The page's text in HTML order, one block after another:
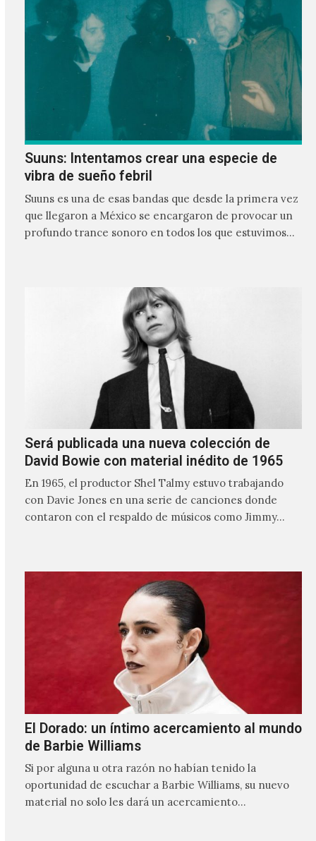
Suuns: Intentamos crear una especie de
vibra de sueño febril
Suuns es una de esas bandas que desde la primera vez
que llegaron a México se encargaron de provocar un
profundo trance sonoro en todos los que estuvimos
Será publicada una nueva colección de
David Bowie con material inédito de 1965
En 1965, el productor Shel Talmy estuvo trabajando
con Davie Jones en una serie de canciones donde
contaron con el respaldo de músicos como Jimmy…
El Dorado: un íntimo acercamiento al mundo
de Barbie Williams
Si por alguna u otra razón no habían tenido la
oportunidad de escuchar a Barbie Williams, su nuevo
material no solo les dará un acercamiento…